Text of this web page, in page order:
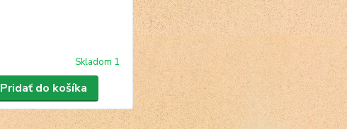
Skladom 1
Pridať do košíka